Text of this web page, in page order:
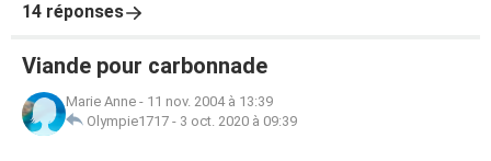
14 réponses
Viande pour carbonnade
Marie Anne - 11 nov. 2004 à 13:39
Olympie1717 - 3 oct. 2020 à 09:39